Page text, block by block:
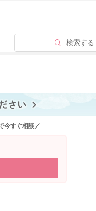
検索する
今すぐ相談／